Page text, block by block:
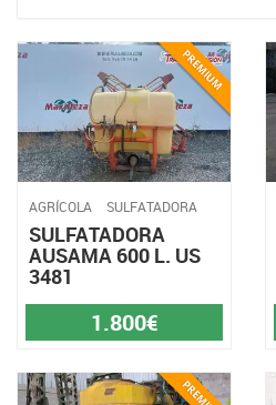
AGRÍCOLA SULFATADORA
SULFATADORA
AUSAMA 600 L. US
3481
1.800€